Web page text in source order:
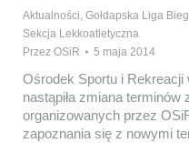
Aktualności, Gołdapska Liga
Sekcja Lekkoatletyczna
Przez OSiR 5 maja 2014
Ośrodek Sportu i Rekreacji
nastąpiła zmiana terminów
organizowanych przez
zapoznania się z nowymi